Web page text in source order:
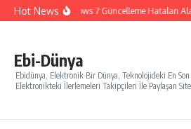
İçeriğe atla
Hot NewsWindows 7 Güncelleme Hataları
Ebi-Dünya
Ebidünya, Elektronik Bir Dünya, Teknolojideki En Son
Elektronikteki İlerlemeleri Takipçileri İle Paylaşan Site